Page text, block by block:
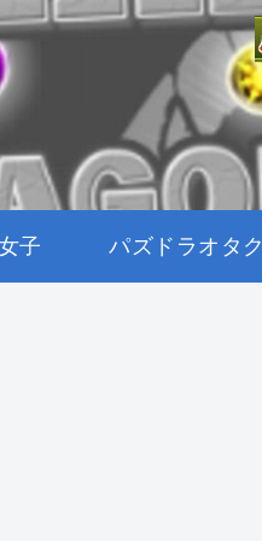
子 パズドラオタク